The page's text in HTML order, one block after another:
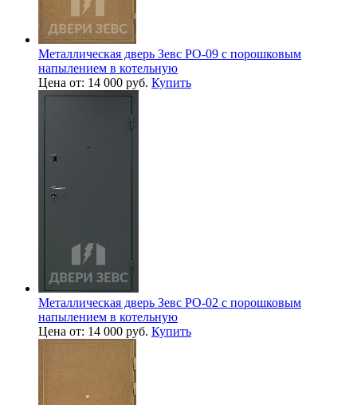
Металлическая дверь Зевс PO-09 с порошковым
напылением в котельную
Цена от: 14 000 руб. Купить
Металлическая дверь Зевс PO-02 с порошковым
напылением в котельную
Цена от: 14 000 руб. Купить